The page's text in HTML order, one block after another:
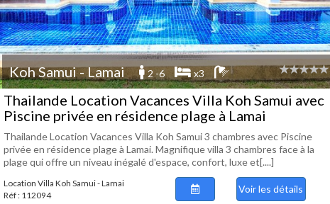
Koh Samui - Lamai 2 -6 x3
Thailande Location Vacances Villa Koh Samui avec
Piscine privée en résidence plage à Lamai
Thailande Location Vacances Villa Koh Samui 3 chambres avec Piscine
privée en résidence plage à Lamai. Magnifique villa 3 chambres face à la
plage qui offre un niveau inégalé d'espace, confort, luxe et[....]
Location Villa Koh Samui - Lamai
Réf : 112094
Voir les détails